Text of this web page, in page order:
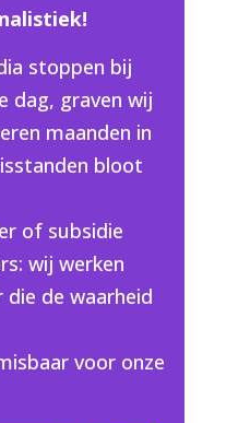
stoppen bij
dag, graven wij
maanden in
bloot
of subsidie
wij werken
de waarheid
voor onze